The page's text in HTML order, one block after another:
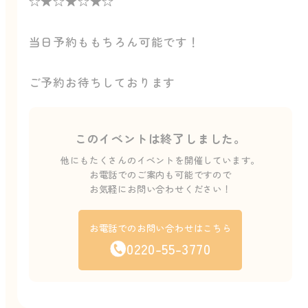
当日予約ももちろん可能です！
ご予約お待ちしております
このイベントは終了しました。
他にもたくさんのイベントを開催しています。
お電話でのご案内も可能ですので
お気軽にお問い合わせください！
お電話でのお問い合わせはこちら
0220-55-3770